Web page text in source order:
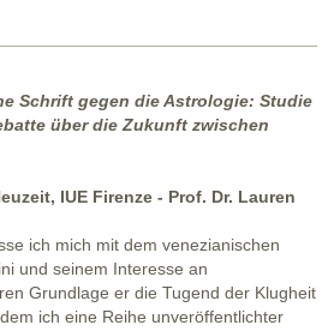
Schrift gegen die Astrologie: Studie
über die Zukunft zwischen
IUE Firenze - Prof. Dr. Lauren
ich mich mit dem venezianischen
und seinem Interesse an
Grundlage er die Tugend der Klugheit
ich eine Reihe unveröffentlichter